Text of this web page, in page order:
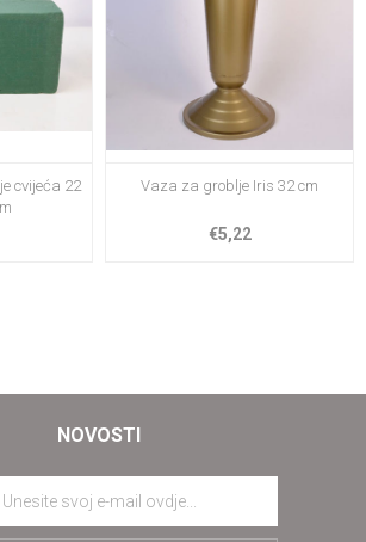
cvijeća 22
Vaza za groblje Iris 32 cm
€5,22
NOVOSTI